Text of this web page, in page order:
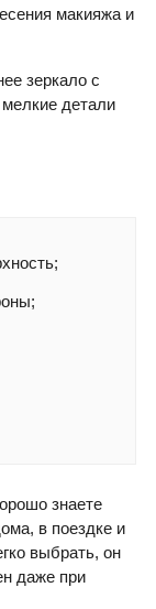
макияжа и
зеркало с
детали
знаете
в поездке и
выбрать, он
даже при